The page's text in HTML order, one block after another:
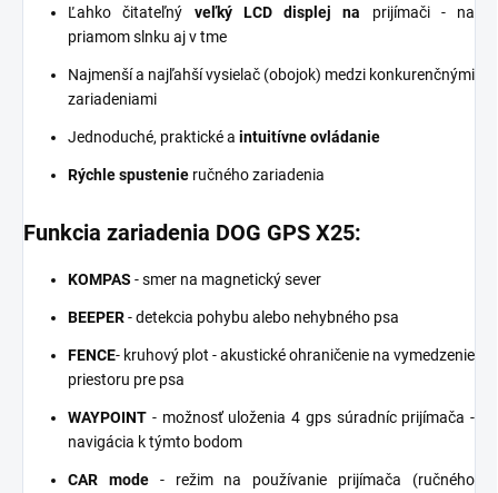
Ľahko čitateľný veľký LCD displej na
prijímači - na
priamom slnku aj v tme
Najmenší a najľahší vysielač (obojok) medzi konkurenčnými
zariadeniami
Jednoduché, praktické a intuitívne ovládanie
Rýchle spustenie ručného zariadenia
Funkcia zariadenia DOG GPS X25:
KOMPAS - smer na magnetický sever
BEEPER- detekcia pohybu alebo nehybného psa
FENCE- kruhový plot - akustické ohraničenie na vymedzenie
priestoru pre psa
WAYPOINT - možnosť uloženia 4 gps súradníc prijímača -
navigácia k týmto bodom
CAR mode
- režim na používanie prijímača (ručného